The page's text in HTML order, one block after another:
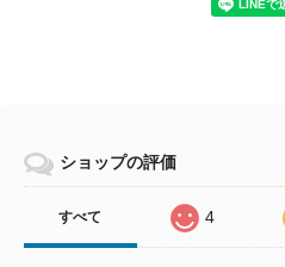
ショップの評価
すべて 4